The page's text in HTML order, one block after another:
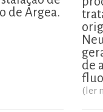
de Árgea.
de
(ler